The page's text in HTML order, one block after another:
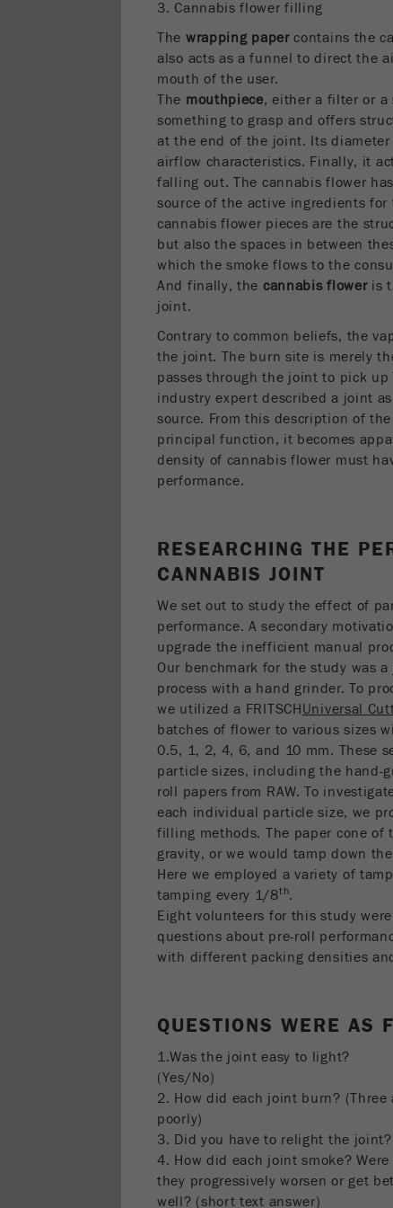
3. Cannabis flower filling
The wrapping papercontains the
also acts as a funnel to direct the
mouth of the user.
The mouthpiece, either a filter or a
something to grasp and offers
at the end of the joint. Its
airflow characteristics. Finally, it
falling out. The cannabis flower
source of the active ingredients
cannabis flower pieces are the
but also the spaces in between
which the smoke flows to the
And finally, the cannabis floweris
joint.
Contrary to common beliefs, the
the joint. The burn site is merely
passes through the joint to pick up
industry expert described a joint
source. From this description of
principal function, it becomes
density of cannabis flower must
performance.
RESEARCHING THE
CANNABIS JOINT
We set out to study the effect of
performance. A secondary
upgrade the inefficient manual
Our benchmark for the study was
process with a hand grinder. To
we utilized a FRITSCHUniversal
batches of flower to various sizes
0.5, 1, 2, 4, 6, and 10 mm. These
particle sizes, including the hand-
roll papers from RAW. To
each individual particle size, we
filling methods. The paper cone
gravity, or we would tamp down
Here we employed a variety of
tamping every 1/8th.
Eight volunteers for this study
questions about pre-roll
with different packing densities
QUESTIONS WERE AS
1.Was the joint easy to light?
(Yes/No)
2. How did each joint burn?
poorly)
3. Did you have to relight the
4. How did each joint smoke?
they progressively worsen or get
well? (short text answer)